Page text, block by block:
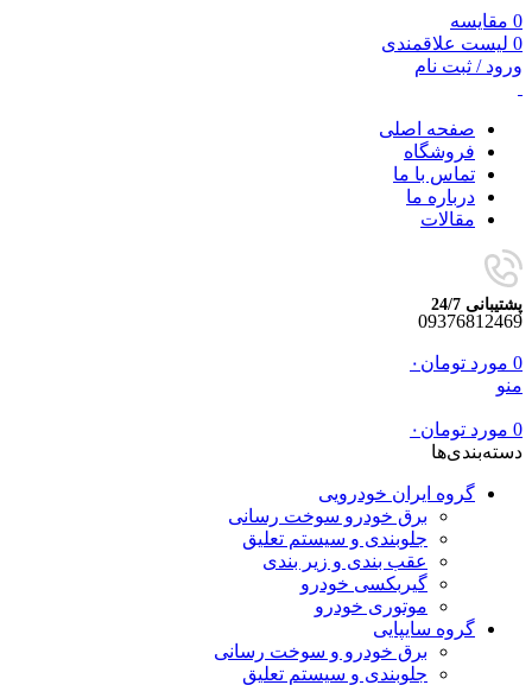
0 مقایسه
0 لیست علاقمندی
ورود / ثبت نام
صفحه اصلی
فروشگاه
تماس با ما
درباره ما
مقالات
پشتیبانی 24/7
09376812469
0 مورد تومان ۰
منو
0 مورد تومان ۰
دسته‌بندی‌ها
گروه ایران خودرویی
برق خودرو سوخت رسانی
جلوبندی و سیستم تعلیق
عقب بندی و زیر بندی
گیربکسی خودرو
موتوری خودرو
گروه سایپایی
برق خودرو و سوخت رسانی
جلوبندی و سیستم تعلیق